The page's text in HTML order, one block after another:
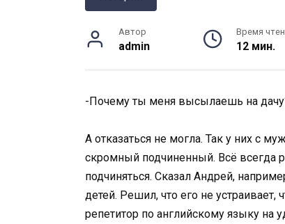
Автор
admin
Время
12 мин.
-Почему ты меня высылаешь на
А отказаться не могла. Так у них с
скромный подчиненный. Всё всегда
подчиняться. Сказал Андрей,
детей. Решил, что его не устраивает,
репетитор по английскому языку на